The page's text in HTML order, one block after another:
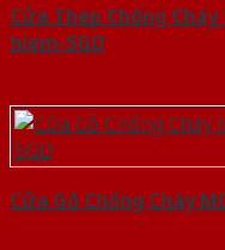
Cửa Thép Chống
hiem-SGD
Cửa Gỗ Chống Cháy